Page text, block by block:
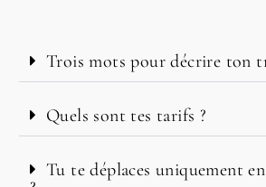
Trois mots pour décrire ton
Quels sont tes tarifs ?
Tu te déplaces uniquement